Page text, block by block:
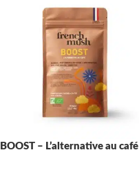
BOOST – L’alternative au café